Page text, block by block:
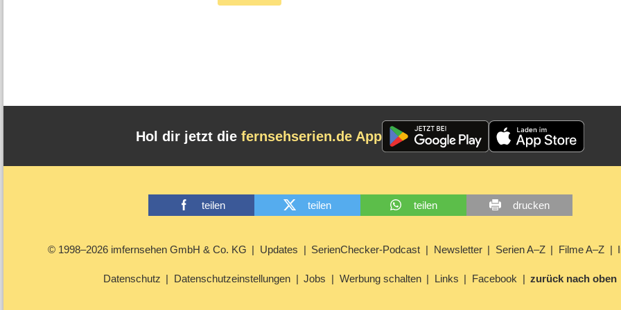
Hol dir jetzt die fernsehserien.de App
teilen teilen teilen drucken
© 1998–2026 imfernsehen GmbH & Co. KG Updates SerienChecker-Podcast Newsletter Serien A–Z Filme A–Z
Datenschutz Datenschutzeinstellungen Jobs Werbung schalten Links Facebook zurück nach oben